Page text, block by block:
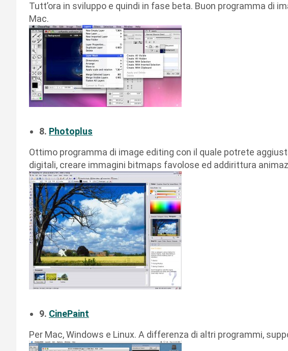
Tutt’ora in sviluppo e quindi in fase beta. Buon programma di
Mac.
8. Photoplus
Ottimo programma di image editing con il quale potrete
digitali, creare immagini bitmaps favolose ed addirittura
9. CinePaint
Per Mac, Windows e Linux. A differenza di altri programmi,